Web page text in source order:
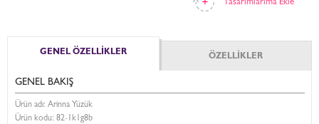
Tasarımlarıma Ekle
GENEL ÖZELLİKLER ÖZELLİKLER
GENEL BAKIŞ
Ürün adı: Arinna Yüzük
Ürün kodu: 82-1k1g8b